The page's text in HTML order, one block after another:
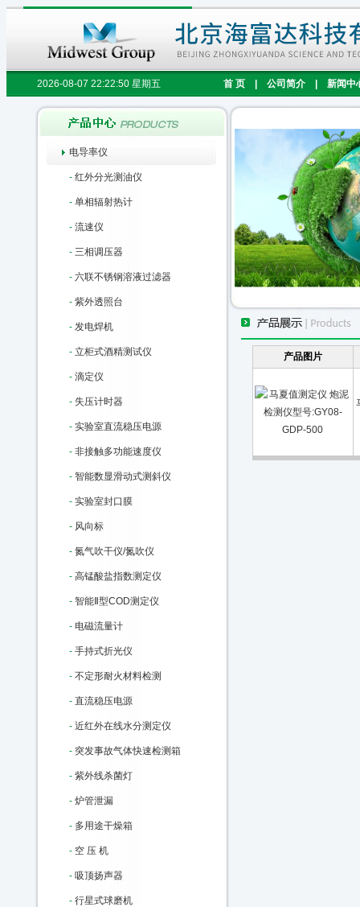
2026-08-07 22:22:51 星期五 首 页 公司简介 新闻中
电导率仪
- 红外分光测油仪
- 单相辐射热计
- 流速仪
- 三相调压器
- 六联不锈钢溶液过滤器
- 紫外透照台
- 发电焊机
- 立柜式酒精测试仪
- 滴定仪
- 失压计时器
- 实验室直流稳压电源
- 非接触多功能速度仪
- 智能数显滑动式测斜仪
- 实验室封口膜
- 风向标
- 氮气吹干仪/氮吹仪
- 高锰酸盐指数测定仪
- 智能Ⅱ型COD测定仪
- 电磁流量计
- 手持式折光仪
- 不定形耐火材料检测
- 直流稳压电源
- 近红外在线水分测定仪
- 突发事故气体快速检测箱
- 紫外线杀菌灯
- 炉管泄漏
- 多用途干燥箱
- 空 压 机
- 吸顶扬声器
- 行星式球磨机
产品图片